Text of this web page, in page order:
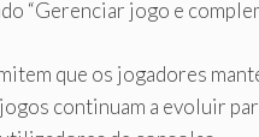
“Gerenciar jogo e
que os jogadores
continuam a evoluir